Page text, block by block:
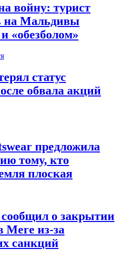
войну: турист
на Мальдивы
«обезболом»
статус
обвала акций
предложила
тому, кто
плоская
о закрытии
Mere из-за
санкций